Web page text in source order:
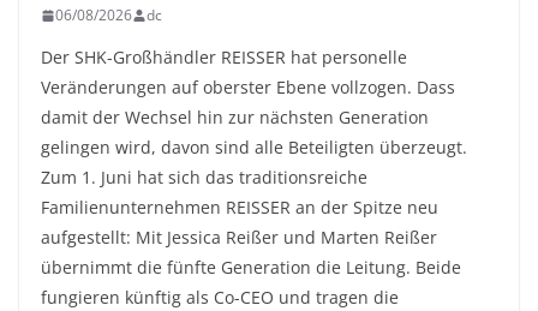
06/08/2026 dc
Der SHK-Großhändler REISSER hat personelle
Veränderungen auf oberster Ebene vollzogen. Dass
damit der Wechsel hin zur nächsten Generation
gelingen wird, davon sind alle Beteiligten überzeugt.
Zum 1. Juni hat sich das traditionsreiche
Familienunternehmen REISSER an der Spitze neu
aufgestellt: Mit Jessica Reißer und Marten Reißer
übernimmt die fünfte Generation die Leitung. Beide
fungieren künftig als Co-CEO und tragen die